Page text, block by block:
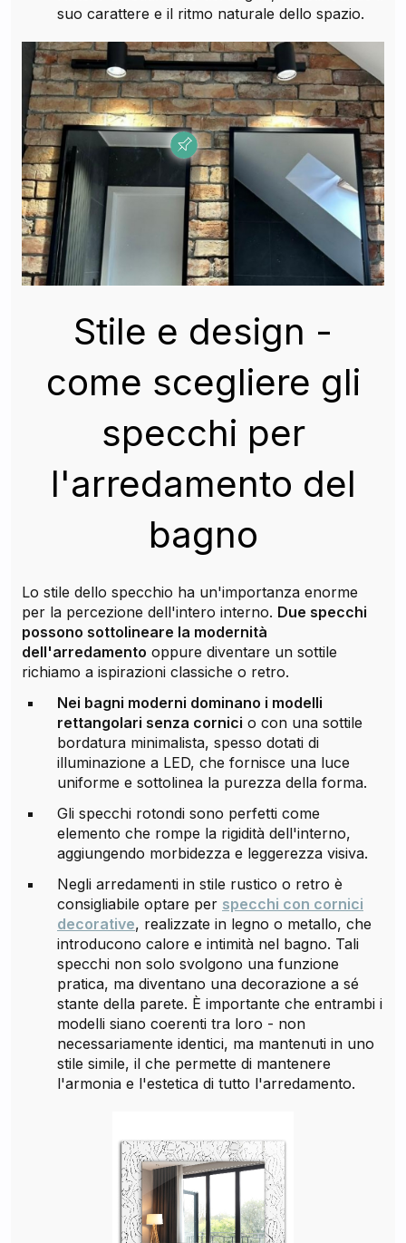
suo carattere e il ritmo naturale dello spazio.
Stile e design -
come scegliere gli
specchi per
l'arredamento del
bagno
Lo stile dello specchio ha un'importanza enorme
per la percezione dell'intero interno. Due specchi
possono sottolineare la modernità
dell'arredamento oppure diventare un sottile
richiamo a ispirazioni classiche o retro.
Nei bagni moderni dominano i modelli
rettangolari senza cornici o con una sottile
bordatura minimalista, spesso dotati di
illuminazione a LED, che fornisce una luce
uniforme e sottolinea la purezza della forma.
Gli specchi rotondi sono perfetti come
elemento che rompe la rigidità dell'interno,
aggiungendo morbidezza e leggerezza visiva.
Negli arredamenti in stile rustico o retro è
consigliabile optare per specchi con cornici
decorative, realizzate in legno o metallo, che
introducono calore e intimità nel bagno. Tali
specchi non solo svolgono una funzione
pratica, ma diventano una decorazione a sé
stante della parete. È importante che entrambi i
modelli siano coerenti tra loro - non
necessariamente identici, ma mantenuti in uno
stile simile, il che permette di mantenere
l'armonia e l'estetica di tutto l'arredamento.